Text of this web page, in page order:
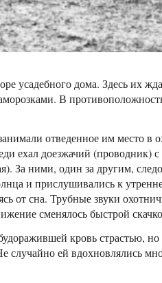
усадебного дома. Здесь их
В
отведенное им место в
ехал доезжачий
За ними, один за другим,
и прислушивались к
от сна. Трубные звуки
сменялось быстрой
кровь страстью,
случайно ей вдохновлялись